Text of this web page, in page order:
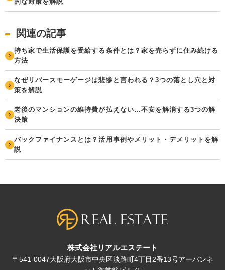
関連の記事
持ち家で生活保護を受給する条件とは？家を売らずに住み続ける
方法
なぜリバースモーゲージは悲惨と言われる？3つの落とし穴と対
策を解説
老後のマンションの維持費が払えない…不安を解消する3つの解
決策
バックファイナンスとは？活用事例やメリット・デメリットを解
説
株式会社リアルエステート
〒541-0047大阪府大阪市中央区淡路町4丁目2番13号アーバンネ